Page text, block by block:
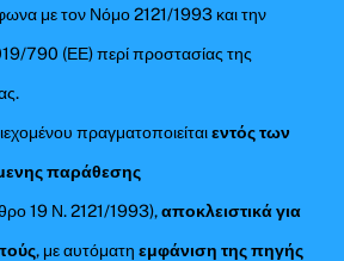
με τον Νόμο 2121/1993 και την
790 (ΕΕ) περί προστασίας της
πραγματοποιείταιεντός των
παράθεσης
19 Ν. 2121/1993),αποκλειστικά για
, με αυτόματηεμφάνιση της πηγής